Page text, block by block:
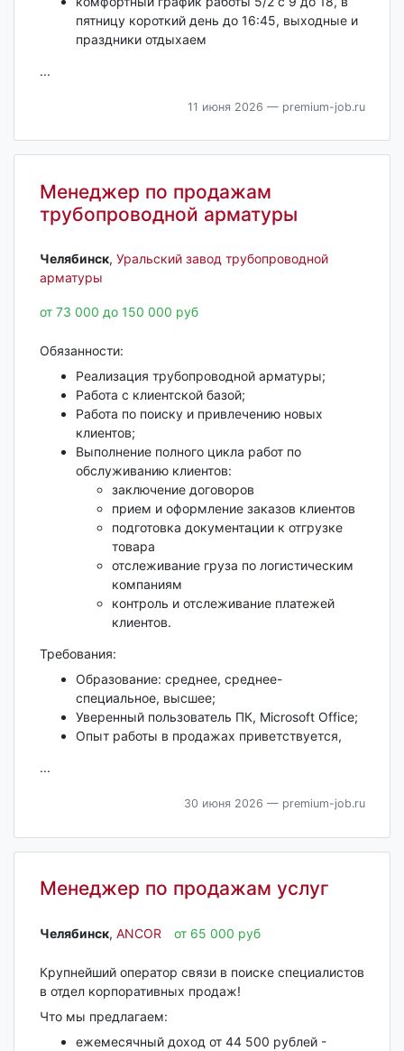
пятницу короткий день до 16:45, выходные и
праздники отдыхаем
...
11 июня 2026 — premium-job.ru
Менеджер по продажам
трубопроводной арматуры
Челябинск‎, Уральский завод трубопроводной
арматуры
от 73 000 до 150 000 руб
Обязанности:
Реализация трубопроводной арматуры;
Работа с клиентской базой;
Работа по поиску и привлечению новых
клиентов;
Выполнение полного цикла работ по
обслуживанию клиентов:
заключение договоров
прием и оформление заказов клиентов
подготовка документации к отгрузке
товара
отслеживание груза по логистическим
компаниям
контроль и отслеживание платежей
клиентов.
Требования:
Образование: среднее, среднее-
специальное, высшее;
Уверенный пользователь ПК, Microsoft Office;
Опыт работы в продажах приветствуется,
...
30 июня 2026 — premium-job.ru
Менеджер по продажам услуг
Челябинск‎, ANCOR от 65 000 руб
Крупнейший оператор связи в поиске специалистов
в отдел корпоративных продаж!
Что мы предлагаем:
ежемесячный доход от 44 500 рублей -